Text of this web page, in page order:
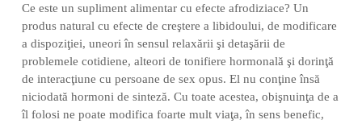
Ce este un supliment alimentar cu efecte afrodiziace? Un
produs natural cu efecte de creştere a libidoului, de modificare
a dispoziţiei, uneori în sensul relaxării şi detaşării de
problemele cotidiene, alteori de tonifiere hormonală şi dorinţă
de interacţiune cu persoane de sex opus. El nu conţine însă
niciodată hormoni de sinteză. Cu toate acestea, obişnuinţa de a
îl folosi ne poate modifica foarte mult viaţa, în sens benefic,